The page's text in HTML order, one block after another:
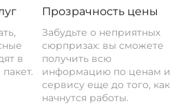
в
Прозрачность цены
Забудьте о неприятных
сюрпризах: вы сможете
получить всю
информацию по ценам и
сервису еще до того, как
начнутся работы.